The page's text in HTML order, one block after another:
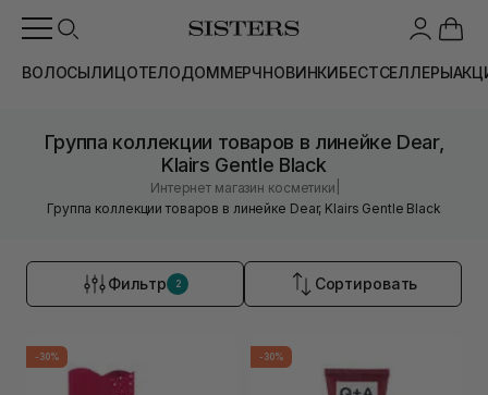
ВОЛОСЫЛИЦОТЕЛОДОММЕРЧНОВИНКИБЕСТСЕЛЛЕРЫ
Группа коллекции товаров в линейке Dear,
Klairs Gentle Black
Интернет магазин косметики
Группа коллекции товаров в линейке Dear, Klairs Gentle Black
Фильтр 2 Сортировать
-30% -30%